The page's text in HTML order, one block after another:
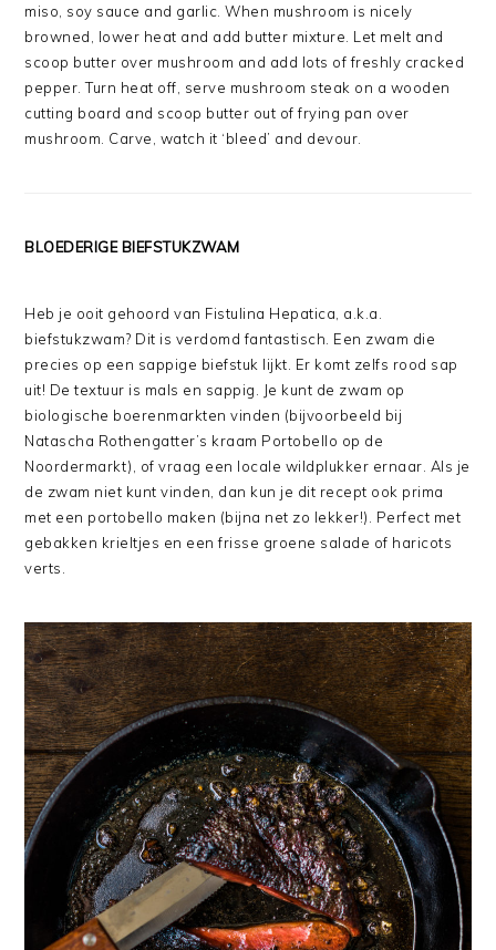
miso, soy sauce and garlic. When mushroom is nicely
browned, lower heat and add butter mixture. Let melt and
scoop butter over mushroom and add lots of freshly cracked
pepper. Turn heat off, serve mushroom steak on a wooden
cutting board and scoop butter out of frying pan over
mushroom. Carve, watch it ‘bleed’ and devour.
BLOEDERIGE BIEFSTUKZWAM
Heb je ooit gehoord van Fistulina Hepatica, a.k.a.
biefstukzwam? Dit is verdomd fantastisch. Een zwam die
precies op een sappige biefstuk lijkt. Er komt zelfs rood sap
uit! De textuur is mals en sappig. Je kunt de zwam op
biologische boerenmarkten vinden (bijvoorbeeld bij
Natascha Rothengatter’s kraam Portobello op de
Noordermarkt), of vraag een locale wildplukker ernaar. Als je
de zwam niet kunt vinden, dan kun je dit recept ook prima
met een portobello maken (bijna net zo lekker!). Perfect met
gebakken krieltjes en een frisse groene salade of haricots
verts.